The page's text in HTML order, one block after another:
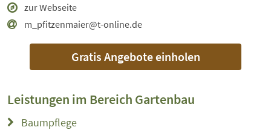
zur Webseite
m_pfitzenmaier@t-online.de
Gratis Angebote einholen
Leistungen im Bereich Gartenbau
Baumpflege